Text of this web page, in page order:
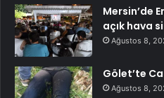
Mersin’de
açık hava
Ağustos 8,
Gölet’te
Ağustos 8,